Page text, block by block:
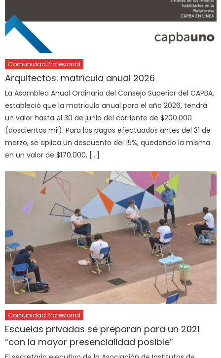
Comunidad Profesional
Arquitectos: matrícula anual 2026
La Asamblea Anual Ordinaria del Consejo Superior del CAPBA,
estableció que la matricula anual para el año 2026, tendrá
un valor hasta el 30 de junio del corriente de $200.000
(doscientos mil). Para los pagos efectuados antes del 31 de
marzo, se aplica un descuento del 15%, quedando la misma
en un valor de $170.000, […]
Comunidad Profesional
Escuelas privadas se preparan para un 2021
“con la mayor presencialidad posible”